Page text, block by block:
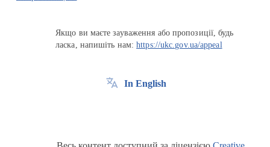
Якщо ви маєте зауваження або пропозиції, будь
ласка, напишіть нам:https://ukc.gov.ua/appeal
In English